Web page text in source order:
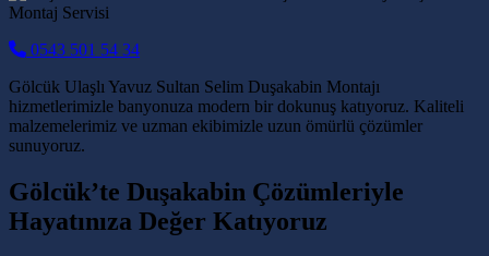
0543 501 54 34
Gölcük Ulaşlı Yavuz Sultan Selim Duşakabin Montajı
hizmetlerimizle banyonuza modern bir dokunuş katıyoruz. Kaliteli
malzemelerimiz ve uzman ekibimizle uzun ömürlü çözümler
sunuyoruz.
Gölcük’te Duşakabin Çözümleriyle
Hayatınıza Değer Katıyoruz